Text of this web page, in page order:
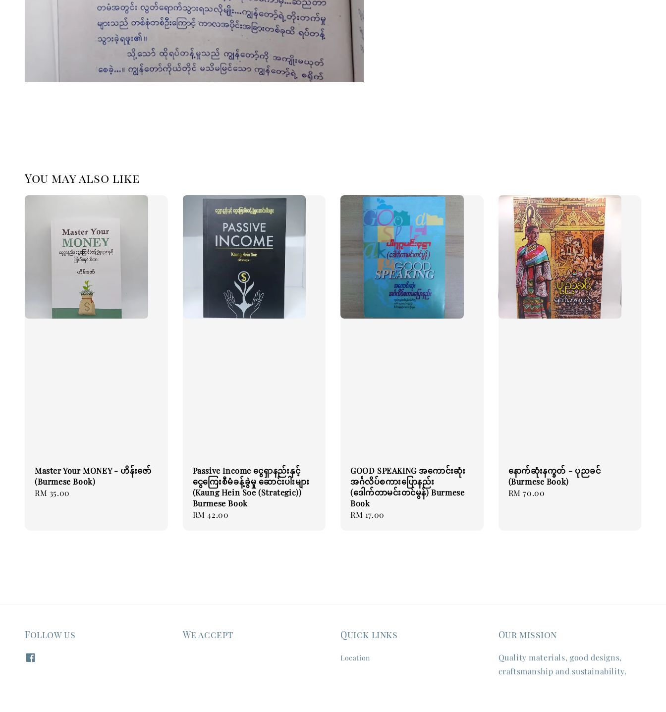
You may also like
Master Your MONEY - ဟိန်းဇော်
(Burmese Book)
Regular
RM 35.00
Passive Income ငွေရှာနည်းနှင့်
ငွေကြေးစီမံခန့်ခွဲမှု ဆောင်းပါးများ
(Kaung Hein Soe (Strategic))
Burmese Book
Regular
RM 42.00
GOOD SPEAKING အကောင်းဆုံး
အင်္ဂလိပ်စကားပြောနည်း
(ဒေါက်တာမင်းတင်မွန်) Burmese
Book
Regular
RM 17.00
နောက်ဆုံးနက္ခတ် - ပုညခင်
(Burmese Book)
Regular
RM 70.00
Follow us We accept Quick links
Location
Our mission
Quality materials, good designs,
craftsmanship and sustainability.